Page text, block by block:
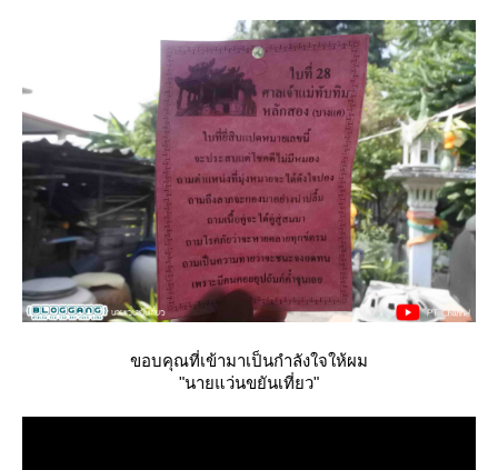
ขอบคุณที่เข้ามาเป็นกำลังใจให้ผม
"นายแว่นขยันเที่ยว"